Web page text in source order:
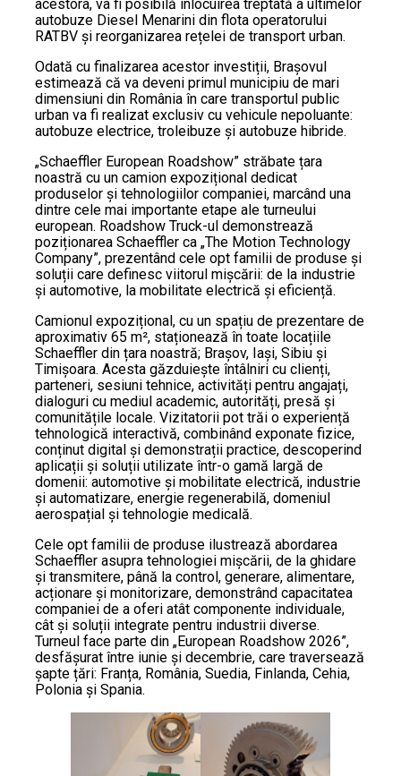
acestora, va fi posibilă înlocuirea treptată a ultimelor
autobuze Diesel Menarini din flota operatorului
RATBV și reorganizarea rețelei de transport urban.
Odată cu finalizarea acestor investiții, Brașovul
estimează că va deveni primul municipiu de mari
dimensiuni din România în care transportul public
urban va fi realizat exclusiv cu vehicule nepoluante:
autobuze electrice, troleibuze și autobuze hibride.
„Schaeffler European Roadshow” străbate țara
noastră cu un camion expozițional dedicat
produselor și tehnologiilor companiei, marcând una
dintre cele mai importante etape ale turneului
european. Roadshow Truck-ul demonstrează
poziționarea Schaeffler ca „The Motion Technology
Company”, prezentând cele opt familii de produse și
soluții care definesc viitorul mișcării: de la industrie
și automotive, la mobilitate electrică și eficiență.
Camionul expozițional, cu un spațiu de prezentare de
aproximativ 65 m², staționează în toate locațiile
Schaeffler din țara noastră; Brașov, Iași, Sibiu și
Timișoara. Acesta găzduiește întâlniri cu clienți,
parteneri, sesiuni tehnice, activități pentru angajați,
dialoguri cu mediul academic, autorități, presă și
comunitățile locale. Vizitatorii pot trăi o experiență
tehnologică interactivă, combinând exponate fizice,
conținut digital și demonstrații practice, descoperind
aplicații și soluții utilizate într-o gamă largă de
domenii: automotive și mobilitate electrică, industrie
și automatizare, energie regenerabilă, domeniul
aerospațial și tehnologie medicală.
Cele opt familii de produse ilustrează abordarea
Schaeffler asupra tehnologiei mișcării, de la ghidare
și transmitere, până la control, generare, alimentare,
acționare și monitorizare, demonstrând capacitatea
companiei de a oferi atât componente individuale,
cât și soluții integrate pentru industrii diverse.
Turneul face parte din „European Roadshow 2026”,
desfășurat între iunie și decembrie, care traversează
șapte țări: Franța, România, Suedia, Finlanda, Cehia,
Polonia și Spania.